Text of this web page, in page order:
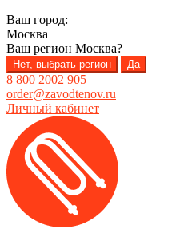
Ваш город:
Москва
Ваш регион Москва?
Нет, выбрать регион Да
8 800 2002 905
order@zavodtenov.ru
Личный кабинет
Перейти
навигации
Перейти
содержимому